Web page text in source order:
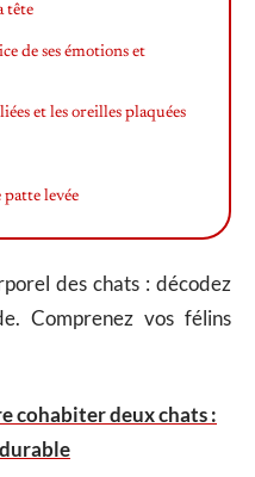
tête
de ses émotions et
et les oreilles plaquées
patte levée
des chats : décodez
Comprenez vos félins
cohabiter deux chats :